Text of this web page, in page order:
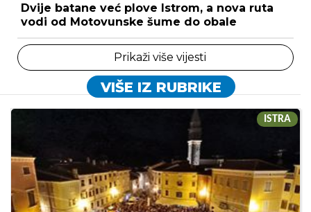
Dvije batane već plove Istrom, a nova ruta
vodi od Motovunske šume do obale
Prikaži više vijesti
VIŠE IZ RUBRIKE
ISTRA